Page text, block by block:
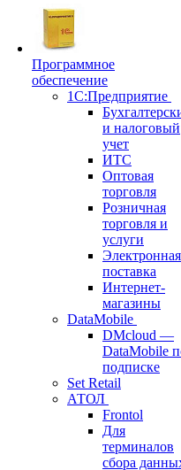
Программное
обеспечение
1С:Предприятие
и налоговый
учет
ИТС
Оптовая
торговля
Розничная
торговля и
услуги
Электронная
поставка
Интернет-
магазины
DataMobile
DMcloud —
DataMobile
подписке
Set Retail
АТОЛ
Frontol
Для
терминалов
сбора